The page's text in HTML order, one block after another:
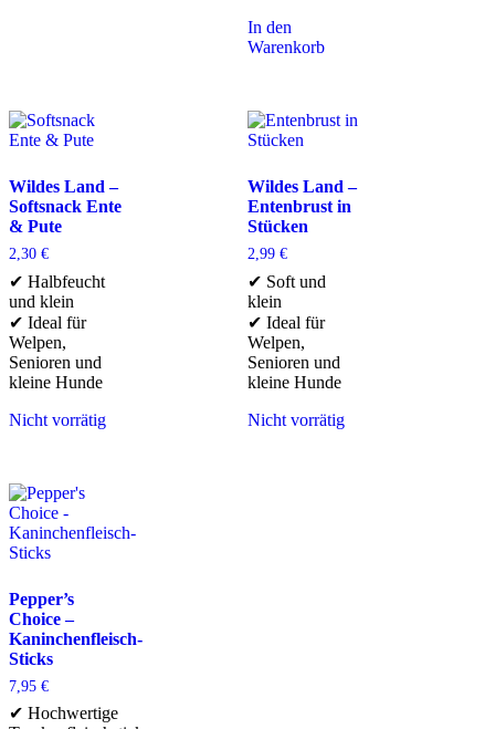
In den
Warenkorb
Wildes Land –
Softsnack Ente
& Pute
2,30 €
✔ Halbfeucht
und klein
✔ Ideal für
Welpen,
Senioren und
kleine Hunde
Nicht vorrätig
Wildes Land –
Entenbrust in
Stücken
2,99 €
✔ Soft und
klein
✔ Ideal für
Welpen,
Senioren und
kleine Hunde
Nicht vorrätig
Pepper’s
Choice –
Kaninchenfleisch-
Sticks
7,95 €
✔ Hochwertige